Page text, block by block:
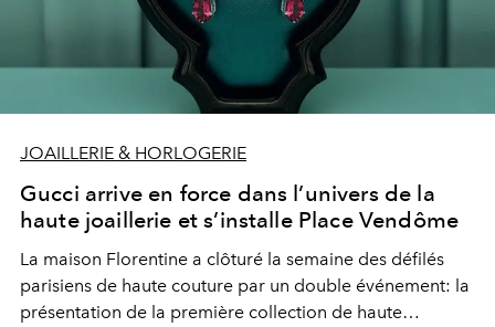
JOAILLERIE & HORLOGERIE
Gucci arrive en force dans l’univers de la
haute joaillerie et s’installe Place Vendôme
La maison Florentine a clôturé la semaine des défilés
parisiens de haute couture par un double événement: la
présentation de la première collection de haute